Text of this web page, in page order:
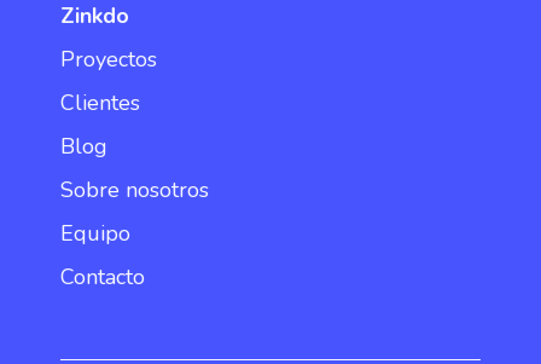
Zinkdo
Proyectos
Clientes
Blog
Sobre nosotros
Equipo
Contacto